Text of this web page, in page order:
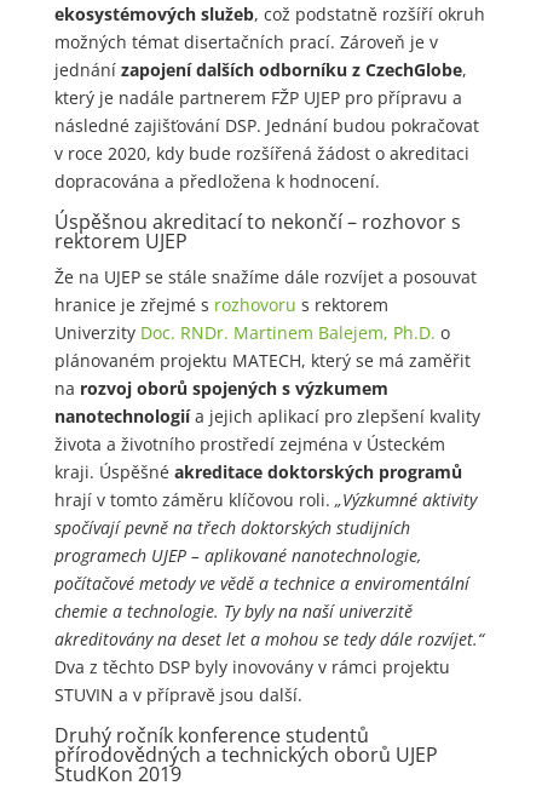
ekosystémových služeb, což podstatně rozšíří okruh
možných témat disertačních prací. Zároveň je v
jednání zapojení dalších odborníku z CzechGlobe,
který je nadále partnerem FŽP UJEP pro přípravu a
následné zajišťování DSP. Jednání budou pokračovat
v roce 2020, kdy bude rozšířená žádost o akreditaci
dopracována a předložena k hodnocení.
Úspěšnou akreditací to nekončí – rozhovor s
rektorem UJEP
Že na UJEP se stále snažíme dále rozvíjet a posouvat
hranice je zřejmé s rozhovoru s rektorem
Univerzity Doc. RNDr. Martinem Balejem, Ph.D. o
plánovaném projektu MATECH, který se má zaměřit
na rozvoj oborů spojených s výzkumem
nanotechnologiía jejich aplikací pro zlepšení kvality
života a životního prostředí zejména v Ústeckém
kraji. Úspěšné akreditace doktorských programů
hrají v tomto záměru klíčovou roli. „Výzkumné aktivity
spočívají pevně na třech doktorských studijních
programech UJEP – aplikované nanotechnologie,
počítačové metody ve vědě a technice a enviromentální
chemie a technologie. Ty byly na naší univerzitě
akreditovány na deset let a mohou se tedy dále rozvíjet.“
Dva z těchto DSP byly inovovány v rámci projektu
STUVIN a v přípravě jsou další.
Druhý ročník konference studentů
přírodovědných a technických oborů UJEP
StudKon 2019